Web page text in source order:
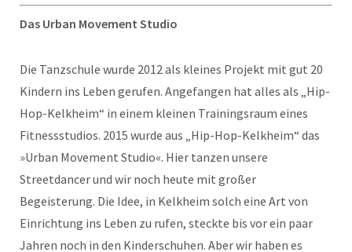
Das Urban Movement Studio
Die Tanzschule wurde 2012 als kleines Projekt mit gut 20
Kindern ins Leben gerufen. Angefangen hat alles als „Hip-
Hop-Kelkheim“ in einem kleinen Trainingsraum eines
Fitnessstudios. 2015 wurde aus „Hip-Hop-Kelkheim“ das
»Urban Movement Studio«. Hier tanzen unsere
Streetdancer und wir noch heute mit großer
Begeisterung. Die Idee, in Kelkheim solch eine Art von
Einrichtung ins Leben zu rufen, steckte bis vor ein paar
Jahren noch in den Kinderschuhen. Aber wir haben es